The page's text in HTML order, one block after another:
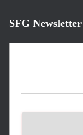
SFG Newsletter